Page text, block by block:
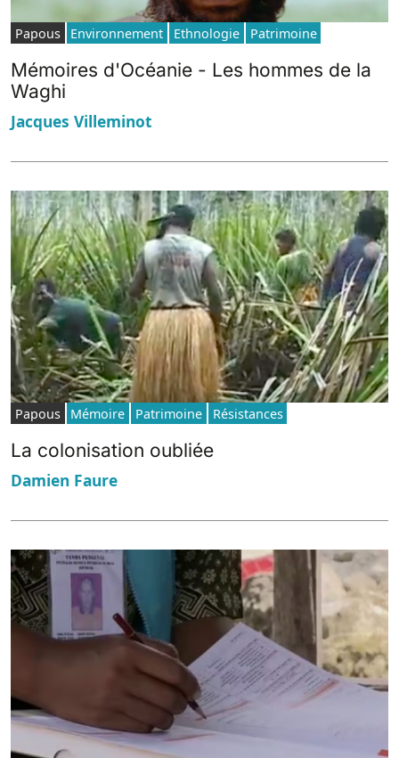
Papous Environnement Ethnologie Patrimoine
Mémoires d'Océanie - Les hommes de la
Waghi
Jacques Villeminot
Papous Mémoire Patrimoine Résistances
La colonisation oubliée
Damien Faure